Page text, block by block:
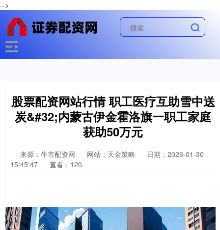
-->
股票配资网站行情 职工医疗互助雪中送
炭&#32;内蒙古伊金霍洛旗一职工家庭
获助50万元
来源：牛市配资网 网站：天金策略
日期：2026-01-30
15:45:47
查看：120